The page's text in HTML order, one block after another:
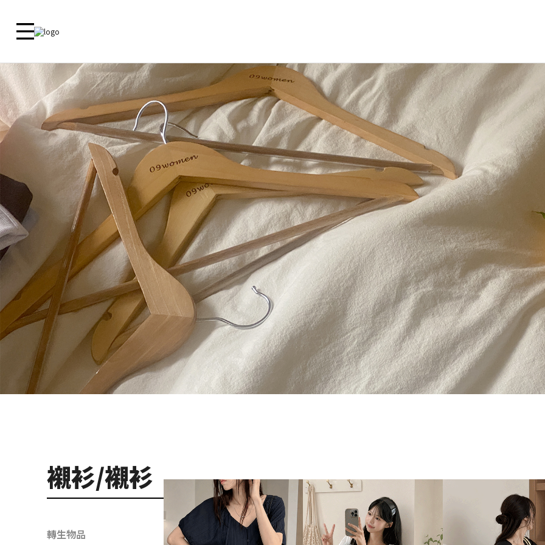
新品 🎁
尺寸對照
客服中心
常見問題
ALL
洋裝
外套
上衣
褲子
裙子
内衣
鞋子
飾品
09 MADE
外套
上衣
襯衫
鞋子
裙子
Zero Line
ETC
ACTIRABLE
外套
上衣
洋裝
其他
ZEROFIT
ZEROLINE
Office
Homewear
NEW ACTIRABLE
SHOES ZEROFIT
襯衫/襯衫
轉生物品